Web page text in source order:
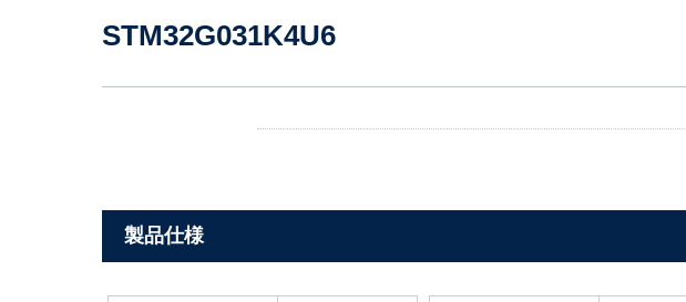
STM32G031K4U6
製品仕様